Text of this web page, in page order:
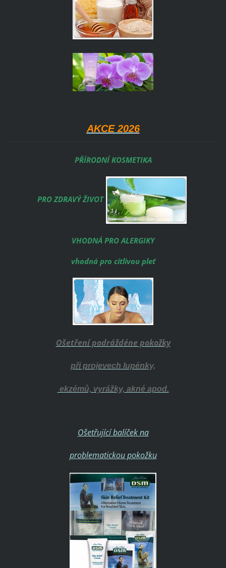
AKCE 2026
PŘÍRODNÍ KOSMETIKA
PRO ZDRAVÝ ŽIVOT
VHODNÁ PRO ALERGIKY
vhodná pro citlivou pleť
Ošetření podráždéne pokožky
při projevech lupénky,
ekzémů, vyrážky, akné apod.
Ošetřující balíček na
problematickou pokožku